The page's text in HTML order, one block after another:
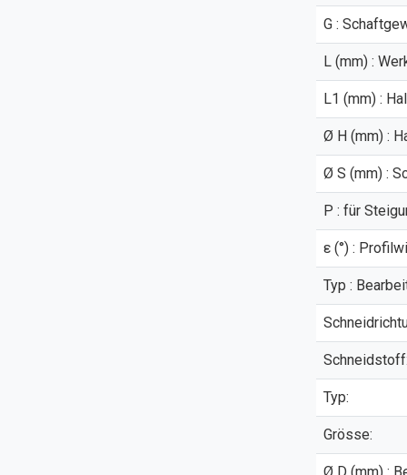
G :
L (mm) :
L1 (mm) :
Ø H (mm) :
Ø S (mm) :
P : für
ε (°) :
Typ :
Typ:
Grösse: